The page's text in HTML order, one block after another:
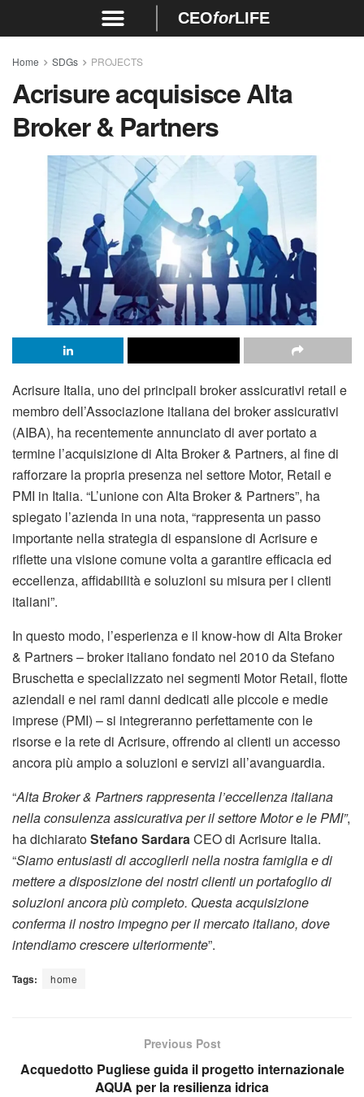
CEOforLIFE
Home SDGs PROJECTS
Acrisure acquisisce Alta
Broker & Partners
Acrisure Italia, uno dei principali broker assicurativi retail e
membro dell’Associazione italiana dei broker assicurativi
(AIBA), ha recentemente annunciato di aver portato a
termine l’acquisizione di Alta Broker & Partners, al fine di
rafforzare la propria presenza nel settore Motor, Retail e
PMI in Italia. “L’unione con Alta Broker & Partners”, ha
spiegato l’azienda in una nota, “rappresenta un passo
importante nella strategia di espansione di Acrisure e
riflette una visione comune volta a garantire efficacia ed
eccellenza, affidabilità e soluzioni su misura per i clienti
italiani”.
In questo modo, l’esperienza e il know-how di Alta Broker
& Partners – broker italiano fondato nel 2010 da Stefano
Bruschetta e specializzato nei segmenti Motor Retail, flotte
aziendali e nei rami danni dedicati alle piccole e medie
imprese (PMI) – si integreranno perfettamente con le
risorse e la rete di Acrisure, offrendo ai clienti un accesso
ancora più ampio a soluzioni e servizi all’avanguardia.
“Alta Broker & Partners rappresenta l’eccellenza italiana
nella consulenza assicurativa per il settore Motor e le PMI”,
ha dichiaratoStefano SardaraCEO di Acrisure Italia.
“Siamo entusiasti di accoglierli nella nostra famiglia e di
mettere a disposizione dei nostri clienti un portafoglio di
soluzioni ancora più completo. Questa acquisizione
conferma il nostro impegno per il mercato italiano, dove
intendiamo crescere ulteriormente”.
Tags: home
Previous Post
Acquedotto Pugliese guida il progetto internazionale
AQUA per la resilienza idrica